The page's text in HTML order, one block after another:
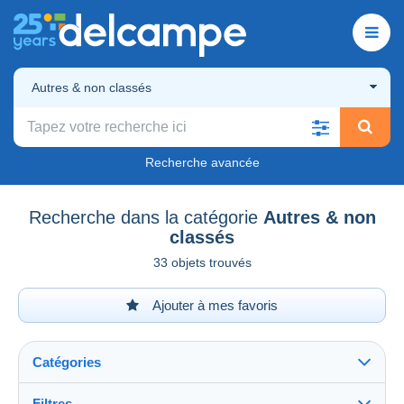
Autres & non classés
Recherche avancée
Recherche dans la catégorie Autres & non
classés
33 objets trouvés
Ajouter à mes favoris
Catégories